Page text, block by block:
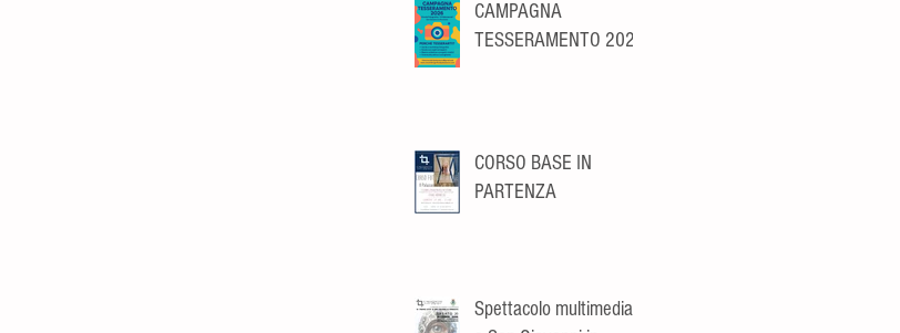
CAMPAGNA
TESSERAMENTO 2026
CORSO BASE IN
PARTENZA
Spettacolo multimediale